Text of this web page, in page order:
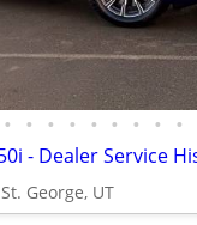
• • • • • • • • •
St. George, UT